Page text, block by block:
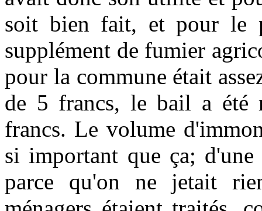
soit bien fait, et pour le
supplément de fumier
pour la commune était
de 5 francs, le bail a été
francs. Le volume
si important que ça;
parce qu'on ne jetait